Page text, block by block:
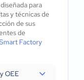
para
y técnicas de
de sus
de
Factory
OEE